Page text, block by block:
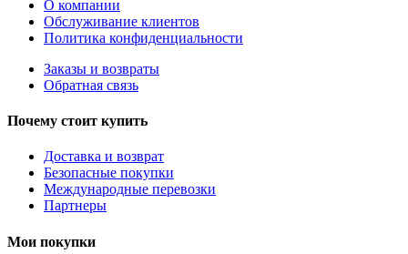
О компании
Обслуживание клиентов
Политика конфиденциальности
Заказы и возвраты
Обратная связь
Почему стоит купить
Доставка и возврат
Безопасные покупки
Международные перевозки
Партнеры
Мои покупки